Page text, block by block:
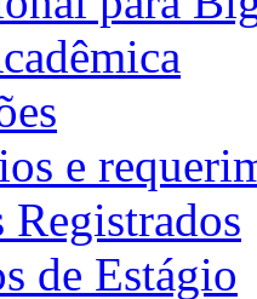
e
de Estágio